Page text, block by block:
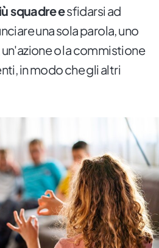
squadre esfidarsi ad
una sola parola, uno
o la commistione
in modo che gli altri